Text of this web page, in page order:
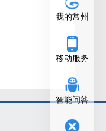
我的常州
移动服务
智能问答